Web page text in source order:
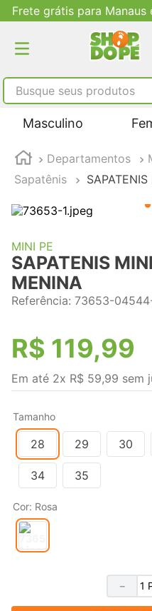
Frete grátis para Manaus
Busque seus produtos
Masculino
Departamentos
Sapatênis
MINI PE
SAPATENIS
MENINA
Referência: 73653-
R$ 119,99
Em até 2x R$ 59,99 sem
Tamanho
28 29 30
34 35
Cor: Rosa
－
TERMOS MAIS
2
tenis feminino
4º
adidas
5
tenis